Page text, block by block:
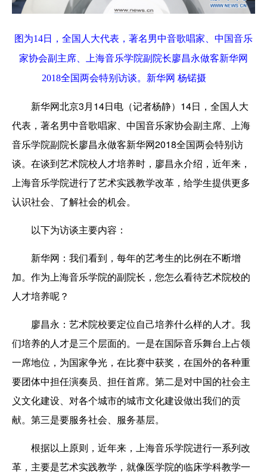
图为14日，全国人大代表，著名男中音歌唱家、中国音乐
家协会副主席、上海音乐学院副院长廖昌永做客新华网
2018全国两会特别访谈。新华网 杨锘摄
新华网北京3月14日电（记者杨静）14日，全国人大
代表，著名男中音歌唱家、中国音乐家协会副主席、上海
音乐学院副院长廖昌永做客新华网2018全国两会特别访
谈。在谈到艺术院校人才培养时，廖昌永介绍，近年来，
上海音乐学院进行了艺术实践教学改革，给学生提供更多
认识社会、了解社会的机会。
以下为访谈主要内容：
新华网： 我们看到，每年的艺考生的比例在不断增
加。作为上海音乐学院的副院长，您怎么看待艺术院校的
人才培养呢？
廖昌永： 艺术院校要定位自己培养什么样的人才。我
们培养的人才是三个层面的。一是在国际音乐舞台上占领
一席地位，为国家争光，在比赛中获奖，在国外的各种重
要团体中担任演奏员、担任首席。第二是对中国的社会主
义文化建设、对各个城市的城市文化建设做出我们的贡
献。第三是要服务社会、服务基层。
根据以上原则，近年来，上海音乐学院进行一系列改
革，主要是艺术实践教学，就像医学院的临床学科教学一